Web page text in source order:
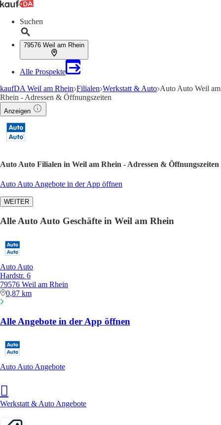
Suchen
79576 Weil am Rhein
Alle Prospekte
kaufDA Weil am Rhein Filialen Werkstatt & Auto Auto Auto Weil am
Rhein - Adressen & Öffnungszeiten
Anzeigen
Auto Auto Filialen in Weil am Rhein - Adressen & Öffnungszeiten
Auto Auto Angebote in der App öffnen
WEITER
Alle Auto Auto Geschäfte in Weil am Rhein
Auto Auto
Hardstr. 6
79576 Weil am Rhein
0,87 km
Alle Angebote in der App öffnen
Auto Auto Angebote
Werkstatt & Auto Angebote